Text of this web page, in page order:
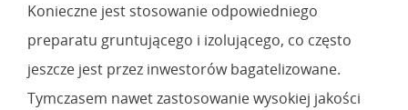
Konieczne jest stosowanie odpowiedniego
preparatu gruntującego i izolującego, co często
jeszcze jest przez inwestorów bagatelizowane.
Tymczasem nawet zastosowanie wysokiej jakości